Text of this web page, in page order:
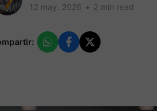
12 may. 2026 • 2 min read